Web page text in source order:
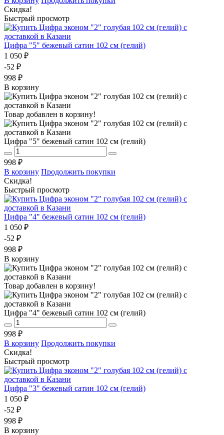
Скидка!
Быстрый просмотр
Цифра "5" бежевый сатин 102 см (гелий)
1 050 ₽
-52 ₽
998 ₽
В корзину
Товар добавлен в корзину!
Цифра "5" бежевый сатин 102 см (гелий)
998 ₽
В корзину Продолжить покупки
Скидка!
Быстрый просмотр
Цифра "4" бежевый сатин 102 см (гелий)
1 050 ₽
-52 ₽
998 ₽
В корзину
Товар добавлен в корзину!
Цифра "4" бежевый сатин 102 см (гелий)
998 ₽
В корзину Продолжить покупки
Скидка!
Быстрый просмотр
Цифра "3" бежевый сатин 102 см (гелий)
1 050 ₽
-52 ₽
998 ₽
В корзину